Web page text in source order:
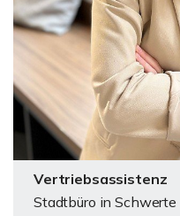
Vertriebsassistenz
Stadtbüro in Schwerte